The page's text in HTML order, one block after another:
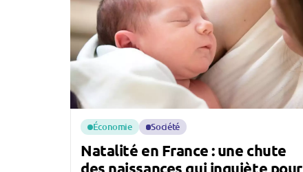
Économie Société
Natalité en France : une chute